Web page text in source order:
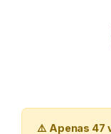
⚠️ Apenas 47